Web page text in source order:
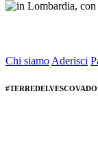
Chi siamo Aderisci
#TERREDELVESCOVADO